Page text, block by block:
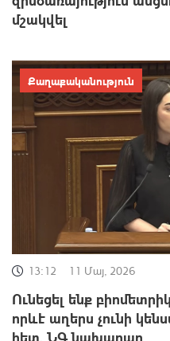
մշակվել
13:12 11 Մայ, 2026
Ունեցել ենք
որևէ աղերս չունի
հետ. ՆԳ նախարար
Քաղաքականություն